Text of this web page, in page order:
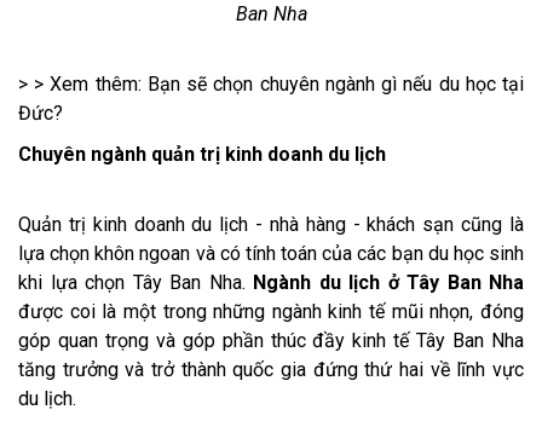
Ban Nha
> > Xem thêm: Bạn sẽ chọn chuyên ngành gì nếu du học tại
Đức?
Chuyên ngành quản trị kinh doanh du lịch
Quản trị kinh doanh du lịch - nhà hàng - khách sạn cũng là
lựa chọn khôn ngoan và có tính toán của các bạn du học sinh
khi lựa chọn Tây Ban Nha. Ngành du lịch ở Tây Ban Nha
được coi là một trong những ngành kinh tế mũi nhọn, đóng
góp quan trọng và góp phần thúc đầy kinh tế Tây Ban Nha
tăng trưởng và trở thành quốc gia đứng thứ hai về lĩnh vực
du lịch.